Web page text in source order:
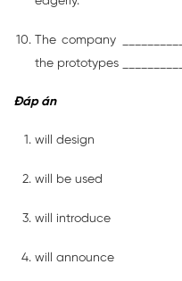
The company
the prototypes
Đáp án
will design
will be used
will introduce
will announce